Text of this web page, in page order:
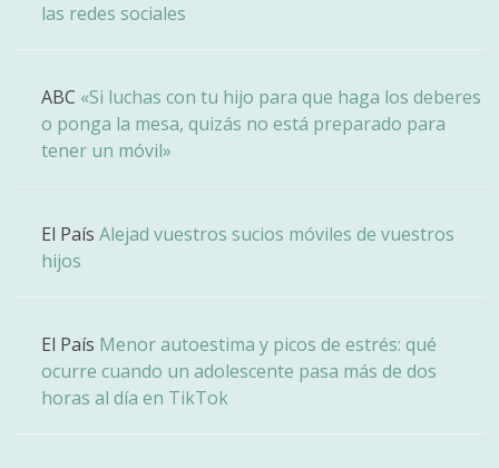
las redes sociales
ABC «Si luchas con tu hijo para que haga los deberes
o ponga la mesa, quizás no está preparado para
tener un móvil»
El País Alejad vuestros sucios móviles de vuestros
hijos
El País Menor autoestima y picos de estrés: qué
ocurre cuando un adolescente pasa más de dos
horas al día en TikTok